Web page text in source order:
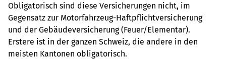
Obligatorisch sind diese Versicherungen nicht, im
Gegensatz zur Motorfahrzeug-Haftpflichtversicherung
und der Gebäudeversicherung (Feuer/Elementar).
Erstere ist in der ganzen Schweiz, die andere in den
meisten Kantonen obligatorisch.